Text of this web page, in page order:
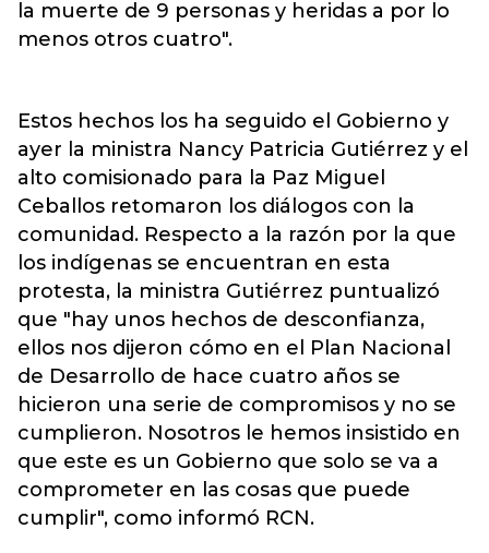
la muerte de 9 personas y heridas a por lo
menos otros cuatro".
Estos hechos los ha seguido el Gobierno y
ayer la ministra Nancy Patricia Gutiérrez y el
alto comisionado para la Paz Miguel
Ceballos retomaron los diálogos con la
comunidad. Respecto a la razón por la que
los indígenas se encuentran en esta
protesta, la ministra Gutiérrez puntualizó
que "hay unos hechos de desconfianza,
ellos nos dijeron cómo en el Plan Nacional
de Desarrollo de hace cuatro años se
hicieron una serie de compromisos y no se
cumplieron. Nosotros le hemos insistido en
que este es un Gobierno que solo se va a
comprometer en las cosas que puede
cumplir", como informó RCN.